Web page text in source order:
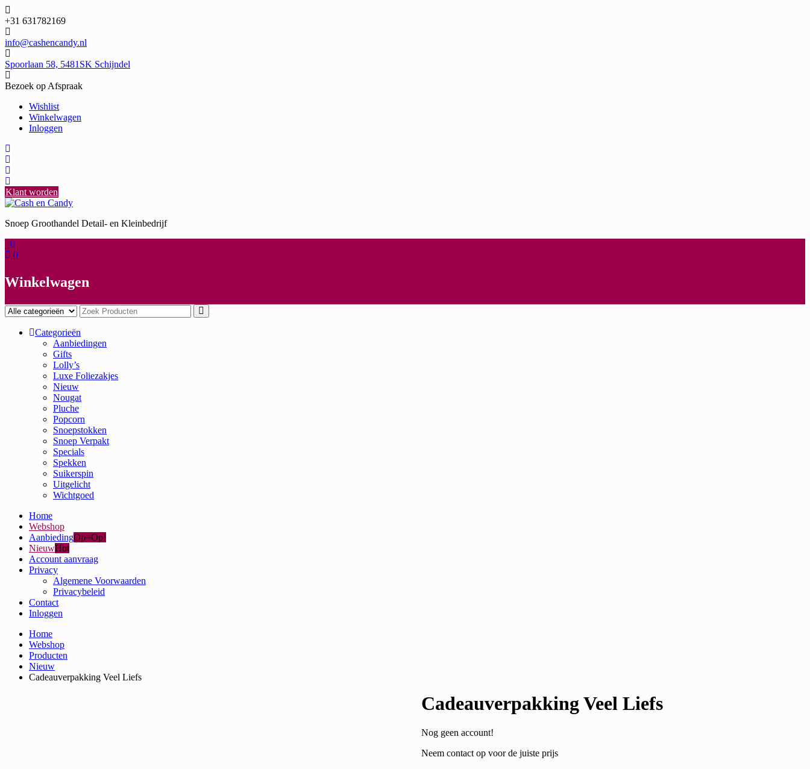
Ga
naar
de
inhoud
+31 631782169
info@cashencandy.nl
Spoorlaan 58, 5481SK Schijndel
Bezoek op Afspraak
Wishlist
Winkelwagen
Inloggen
Klant worden
Snoep Groothandel Detail- en Kleinbedrijf
0
0
Winkelwagen
Categorieën
Aanbiedingen
Gifts
Lolly’s
Luxe Foliezakjes
Nieuw
Nougat
Pluche
Popcorn
Snoepstokken
Snoep Verpakt
Specials
Spekken
Suikerspin
Uitgelicht
Wichtgoed
Home
Webshop
AanbiedingOp=Op!
NieuwHot
Account aanvraag
Privacy
Algemene Voorwaarden
Privacybeleid
Contact
Inloggen
Home
Webshop
Producten
Nieuw
Cadeauverpakking Veel Liefs
Cadeauverpakking Veel Liefs
Nog geen account!
Neem contact op voor de juiste prijs